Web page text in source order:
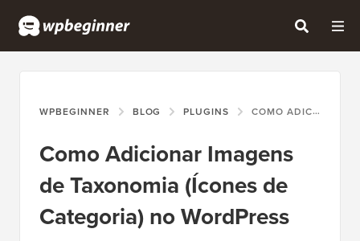
WPBEGINNER BLOG PLUGINS COMO ADICIONAR IMAGENS DE TAXONOMIA (ÍCONES DE CATEGORIA) NO WORDPRESS
Como Adicionar Imagens
de Taxonomia (Ícones de
Categoria) no WordPress